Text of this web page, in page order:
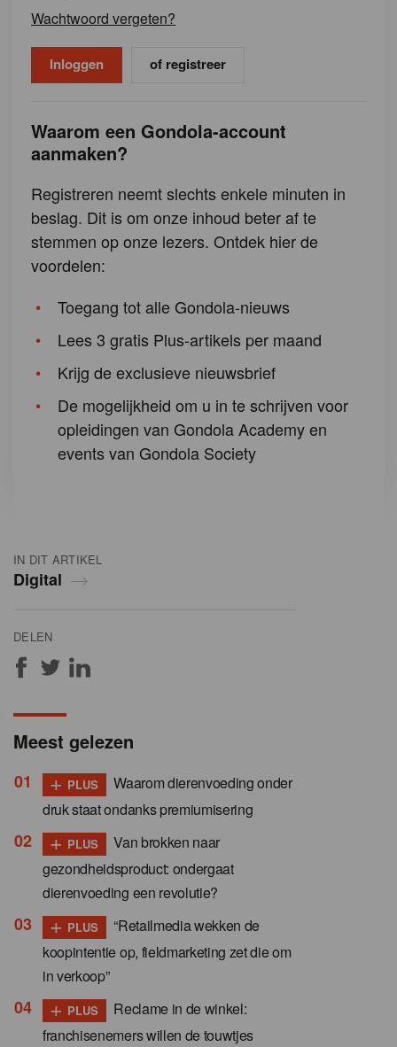
IN DIT ARTIKEL
Digital
DELEN
Wachtwoord vergeten?
of registreer
Waarom een Gondola-account
aanmaken?
Registreren neemt slechts enkele minuten in
beslag. Dit is om onze inhoud beter af te
stemmen op onze lezers. Ontdek hier de
voordelen:
Toegang tot alle Gondola-nieuws
Lees 3 gratis Plus-artikels per maand
Krijg de exclusieve nieuwsbrief
De mogelijkheid om u in te schrijven voor
opleidingen van Gondola Academy en
events van Gondola Society
Meest gelezen
+ PLUS
Waarom dierenvoeding onder
druk staat ondanks premiumisering
+ PLUS
Van brokken naar
gezondheidsproduct: ondergaat
dierenvoeding een revolutie?
+ PLUS
“Retailmedia wekken de
koopintentie op, fieldmarketing zet die om
in verkoop”
+ PLUS
Reclame in de winkel:
franchisenemers willen de touwtjes